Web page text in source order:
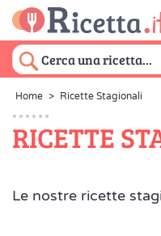
Home > Ricette Stagionali
RICETTE
Le nostre ricette